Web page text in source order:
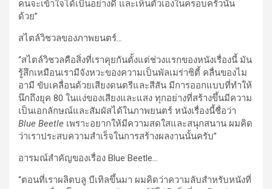
คนจะเข้าใจได้เป็นอย่างดี และเห็นตัวเองในครอบครัวนั้น
ด้วย”
สไตล์วิชวลของภาพยนตร์…
“สไตล์วิชวลคือสิ่งที่เราคุยกันตั้งแต่ช่วงแรกของหนังเรื่องนี้ มัน
รู้สึกเหมือนเรามีจังหวะของความเป็นพัลเมร่าซิตี้ คลื่นของไม
อามี ขับเคลื่อนด้วยเสียงดนตรีและสีสัน มีการออกแบบที่ทำให้
นึกถึงยุค 80 ในแง่ของเสียงและแสง ทุกอย่างที่สร้างขึ้นมีความ
เป็นเอกลักษณ์และสัมผัสได้ในภาพยนตร์ หนังเรื่องนี้ชื่อว่า
Blue Beetle เพราะอยากให้มีความสดใสและสนุกสนาน ผมคิด
ว่าเราประสบความสำเร็จในการสร้างผลงานนั้นครับ”
อารมณ์สำคัญของเรื่อง Blue Beetle…
“ตอนที่เราผลิตบลู บีเทิลขึ้นมา ผมคิดว่าความลับสำหรับหนังที่